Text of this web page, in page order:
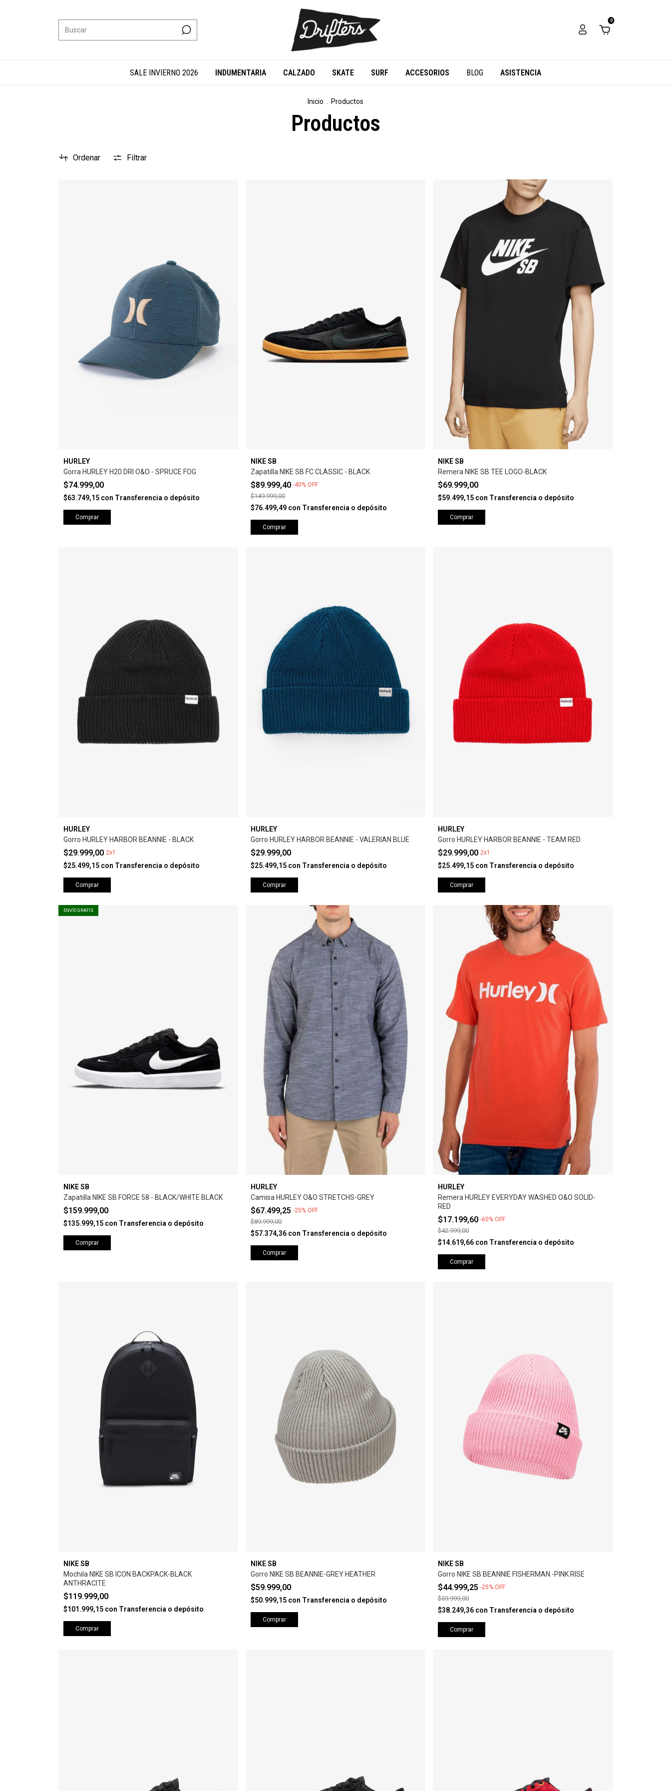
0
SALE INVIERNO 2026 INDUMENTARIA CALZADO SKATE SURF ACCESORIOS BLOG ASISTENCIA
Inicio Productos
Productos
Ordenar Filtrar
HURLEY
Gorra HURLEY H20 DRI O&O - SPRUCE FOG
$74.999,00
$63.749,15 con Transferencia o depósito
Comprar
NIKE SB
Zapatilla NIKE SB FC CLASSIC - BLACK
$89.999,40 -40% OFF
$149.999,00
$76.499,49 con Transferencia o depósito
Comprar
NIKE SB
Remera NIKE SB TEE LOGO-BLACK
$69.999,00
$59.499,15 con Transferencia o depósito
Comprar
HURLEY
Gorro HURLEY HARBOR BEANNIE - BLACK
$29.999,00 2x1
$25.499,15 con Transferencia o depósito
Comprar
HURLEY
Gorro HURLEY HARBOR BEANNIE - VALERIAN BLUE
$29.999,00
$25.499,15 con Transferencia o depósito
Comprar
HURLEY
Gorro HURLEY HARBOR BEANNIE - TEAM RED
$29.999,00 2x1
$25.499,15 con Transferencia o depósito
Comprar
ENVÍO GRATIS
NIKE SB
Zapatilla NIKE SB FORCE 58 - BLACK/WHITE BLACK
$159.999,00
$135.999,15 con Transferencia o depósito
Comprar
HURLEY
Camisa HURLEY O&O STRETCHS-GREY
$67.499,25 -25% OFF
$89.999,00
$57.374,36 con Transferencia o depósito
Comprar
HURLEY
Remera HURLEY EVERYDAY WASHED O&O SOLID-
RED
$17.199,60 -60% OFF
$42.999,00
$14.619,66 con Transferencia o depósito
Comprar
NIKE SB
Mochila NIKE SB ICON BACKPACK-BLACK
ANTHRACITE
$119.999,00
$101.999,15 con Transferencia o depósito
Comprar
NIKE SB
Gorro NIKE SB BEANNIE-GREY HEATHER
$59.999,00
$50.999,15 con Transferencia o depósito
Comprar
NIKE SB
Gorro NIKE SB BEANNIE FISHERMAN -PINK RISE
$44.999,25 -25% OFF
$59.999,00
$38.249,36 con Transferencia o depósito
Comprar